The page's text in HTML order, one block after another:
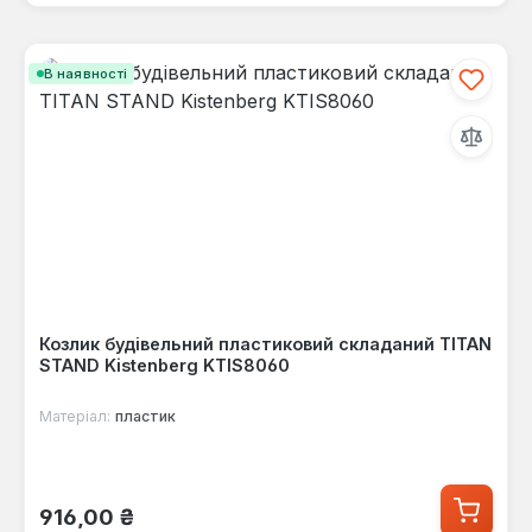
В наявності
Козлик будівельний пластиковий складаний TITAN
STAND Kistenberg KTIS8060
Матеріал: пластик
Звичайна ціна:
916,00 ₴